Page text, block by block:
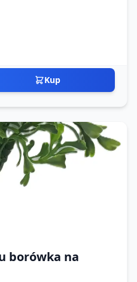
Kup
borówka na